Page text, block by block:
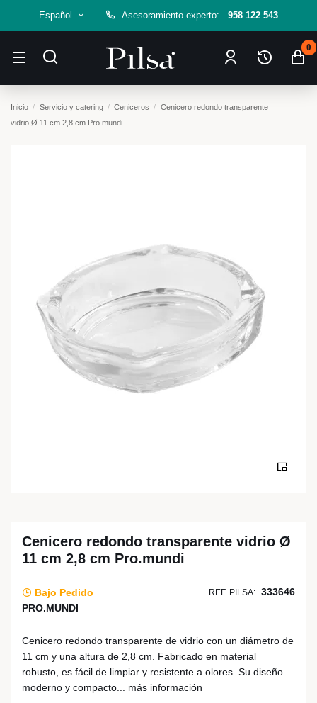
Español Asesoramiento experto: 958 122 543
0
Inicio Servicio y catering Ceniceros
Cenicero redondo transparente
vidrio Ø 11 cm 2,8 cm Pro.mundi
Cenicero redondo transparente vidrio Ø
11 cm 2,8 cm Pro.mundi
Bajo Pedido REF. PILSA: 333646
PRO.MUNDI
Cenicero redondo transparente de vidrio con un diámetro de
11 cm y una altura de 2,8 cm. Fabricado en material
robusto, es fácil de limpiar y resistente a olores. Su diseño
moderno y compacto... más información